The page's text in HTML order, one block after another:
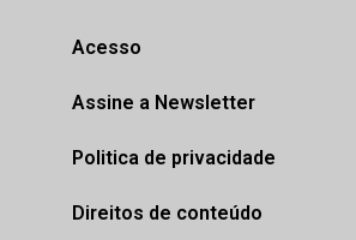
Acesso
Assine a Newsletter
Politica de privacidade
Direitos de conteúdo